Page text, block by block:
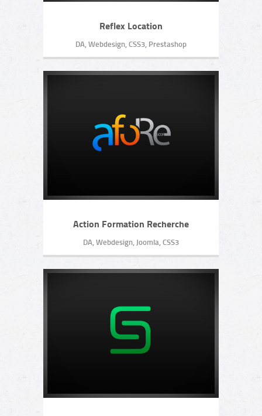
Reflex Location
DA, Webdesign, CSS3, Prestashop
Action Formation Recherche
DA, Webdesign, Joomla, CSS3